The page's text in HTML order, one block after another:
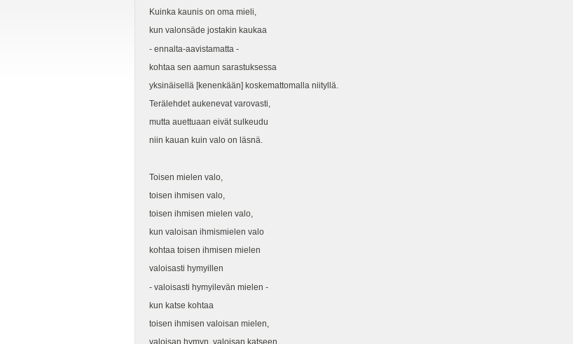
Kuinka kaunis on oma mieli,
kun valonsäde jostakin kaukaa
- ennalta-aavistamatta -
kohtaa sen aamun sarastuksessa
yksinäisellä [kenenkään] koskemattomalla niityllä.
Terälehdet aukenevat varovasti,
mutta auettuaan eivät sulkeudu
niin kauan kuin valo on läsnä.
Toisen mielen valo,
toisen ihmisen valo,
toisen ihmisen mielen valo,
kun valoisan ihmismielen valo
kohtaa toisen ihmisen mielen
valoisasti hymyillen
- valoisasti hymyilevän mielen -
kun katse kohtaa
toisen ihmisen valoisan mielen,
valoisan hymyn, valoisan katseen.